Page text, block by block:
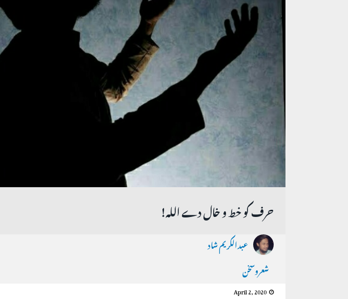
حرف کو خط و خال دے اللہ!
عبدالکریم شاد
شعروسخن
April 2, 2020